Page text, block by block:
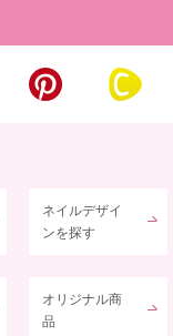
ネイルデザイ
ンを探す
オリジナル商
品